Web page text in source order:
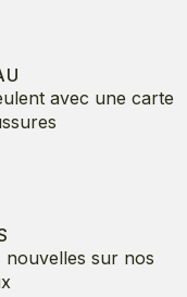
avec une carte
nouvelles sur nos